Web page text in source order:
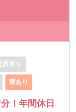
所有り
寮あり
！年間休日